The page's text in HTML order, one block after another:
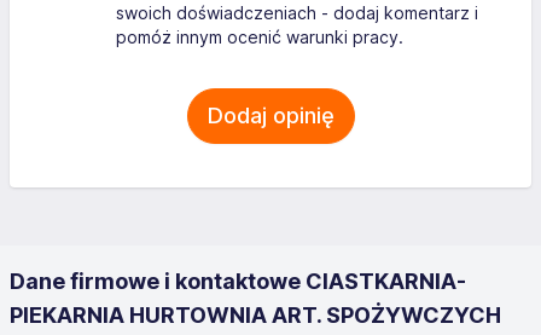
swoich doświadczeniach - dodaj komentarz i
pomóż innym ocenić warunki pracy.
Dodaj opinię
Dane firmowe i kontaktowe CIASTKARNIA-
PIEKARNIA HURTOWNIA ART. SPOŻYWCZYCH